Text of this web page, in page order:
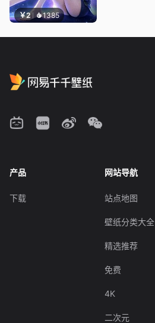
￥2 1385
产品
下载
网站导航
站点地图
壁纸分类大全
精选推荐
免费
4K
二次元